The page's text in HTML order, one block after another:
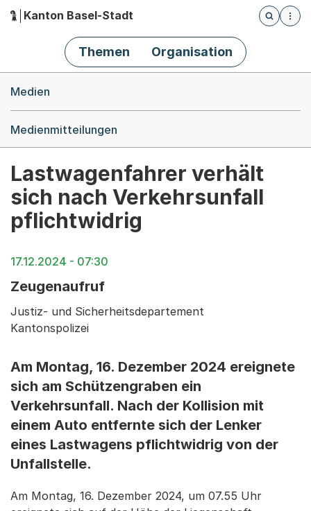
Hauptnavigation
Kanton Basel-Stadt
Öffnet
Themen Organisation
Medien
Medienmitteilungen
Lastwagenfahrer verhält
sich nach Verkehrsunfall
pflichtwidrig
17.12.2024 - 07:30
Zeugenaufruf
Justiz- und Sicherheitsdepartement
Kantonspolizei
Am Montag, 16. Dezember 2024 ereignete
sich am Schützengraben ein
Verkehrsunfall. Nach der Kollision mit
einem Auto entfernte sich der Lenker
eines Lastwagens pflichtwidrig von der
Unfallstelle.
Am Montag, 16. Dezember 2024, um 07.55 Uhr